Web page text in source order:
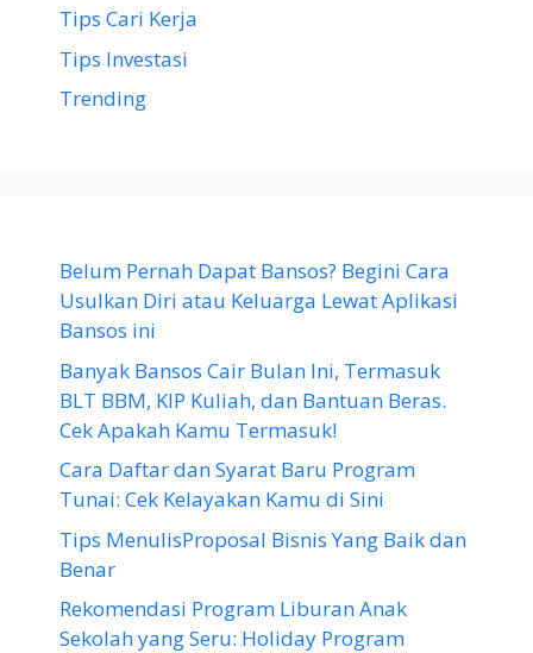
Tips Cari Kerja
Tips Investasi
Trending
Belum Pernah Dapat Bansos? Begini Cara
Usulkan Diri atau Keluarga Lewat Aplikasi
Bansos ini
Banyak Bansos Cair Bulan Ini, Termasuk
BLT BBM, KIP Kuliah, dan Bantuan Beras.
Cek Apakah Kamu Termasuk!
Cara Daftar dan Syarat Baru Program
Tunai: Cek Kelayakan Kamu di Sini
Tips MenulisProposal Bisnis Yang Baik dan
Benar
Rekomendasi Program Liburan Anak
Sekolah yang Seru: Holiday Program